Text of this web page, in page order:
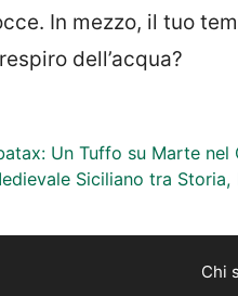
In mezzo, il tuo
dell’acqua?
Un Tuffo su Marte nel
Siciliano tra
Chi